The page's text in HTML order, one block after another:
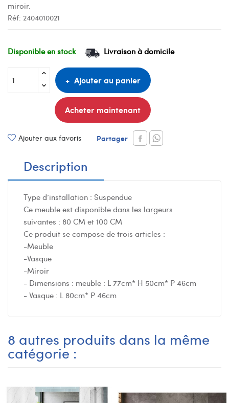
miroir.
Réf: 2404010021
Disponible en stock Livraison à domicile
Ajouter au panier
Acheter maintenant
Ajouter aux favoris Partager
Description
Type d’installation : Suspendue
Ce meuble est disponible dans les largeurs
suivantes : 80 CM et 100 CM
Ce produit se compose de trois articles :
-Meuble
-Vasque
-Miroir
- Dimensions : meuble : L 77cm* H 50cm* P 46cm
- Vasque : L 80cm* P 46cm
8 autres produits dans la même
catégorie :